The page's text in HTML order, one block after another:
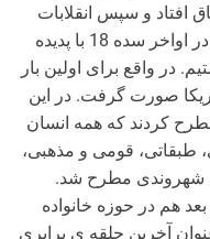
سده 16 میلادی اتفاق افتاد و سپس انقلابات
اقتصادی که در سده 18 مطرح شد، ما در اواخر سده 18 با پدیده
در واقع برای اولین بار
صورت گرفت. در این
کردند که همه انسان
طبقاتی، قومی و مذهبی،
شهروندی مطرح شد.
هم در حوزه خانواده
آخرین حلقه ی برابری